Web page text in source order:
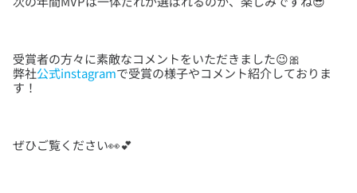
受賞者の方々に素敵なコメントをいただきました😉🎀
弊社公式instagramで受賞の様子やコメント紹介しておりま